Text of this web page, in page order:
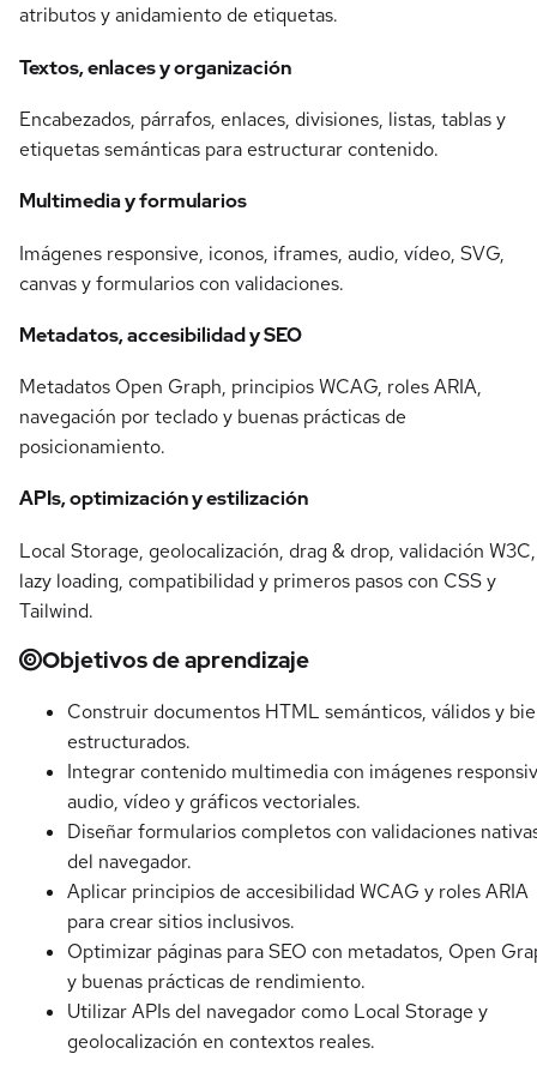
atributos y anidamiento de etiquetas.
Textos, enlaces y organización
Encabezados, párrafos, enlaces, divisiones, listas, tablas y
etiquetas semánticas para estructurar contenido.
Multimedia y formularios
Imágenes responsive, iconos, iframes, audio, vídeo, SVG,
canvas y formularios con validaciones.
Metadatos, accesibilidad y SEO
Metadatos Open Graph, principios WCAG, roles ARIA,
navegación por teclado y buenas prácticas de
posicionamiento.
APIs, optimización y estilización
Local Storage, geolocalización, drag & drop, validación W3C,
lazy loading, compatibilidad y primeros pasos con CSS y
Tailwind.
Objetivos de aprendizaje
Construir documentos HTML semánticos, válidos y
estructurados.
Integrar contenido multimedia con imágenes
audio, vídeo y gráficos vectoriales.
Diseñar formularios completos con validaciones
del navegador.
Aplicar principios de accesibilidad WCAG y roles ARIA
para crear sitios inclusivos.
Optimizar páginas para SEO con metadatos, Open
y buenas prácticas de rendimiento.
Utilizar APIs del navegador como Local Storage y
geolocalización en contextos reales.